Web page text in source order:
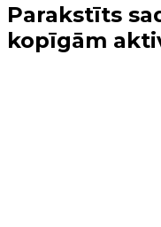
Parakstīts
kopīgām